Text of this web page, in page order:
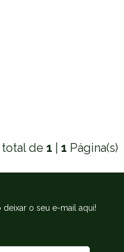
de 1 1 Página(s)
o seu e-mail aqui!